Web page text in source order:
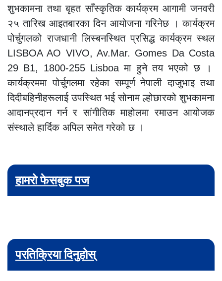
शुभकामना तथा बृहत साँस्कृतिक कार्यक्रम आगामी जनवरी
२५ तारिख आइतबारका दिन आयोजना गरिनेछ । कार्यक्रम
पोर्चुगलको राजधानी लिस्बनस्थित प्रसिद्ध कार्यक्रम स्थल
LISBOA AO VIVO, Av.Mar. Gomes Da Costa
29 B1, 1800-255 Lisboa मा हुने तय भएको छ ।
कार्यक्रममा पोर्चुगलमा रहेका सम्पूर्ण नेपाली दाजुभाइ तथा
दिदीबहिनीहरूलाई उपस्थित भई सोनाम ल्होछारको शुभकामना
आदानप्रदान गर्न र सांगीतिक माहोलमा रमाउन आयोजक
संस्थाले हार्दिक अपिल समेत गरेको छ ।
हामरो फेसबुक पज
परतिक्रिया दिनुहोस्